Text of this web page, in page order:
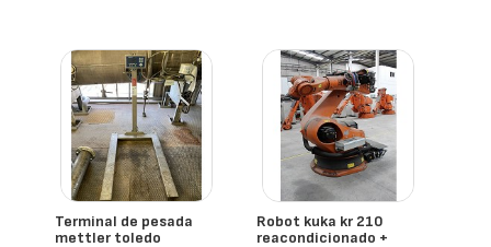
Terminal de pesada
mettler toledo
Robot kuka kr 210
reacondicionado +